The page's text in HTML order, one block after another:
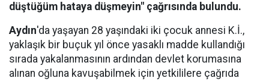
düştüğüm hataya düşmeyin" çağrısında bulundu.
Aydın'da yaşayan 28 yaşındaki iki çocuk annesi K.İ.,
yaklaşık bir buçuk yıl önce yasaklı madde kullandığı
sırada yakalanmasının ardından devlet korumasına
alınan oğluna kavuşabilmek için yetkililere çağrıda